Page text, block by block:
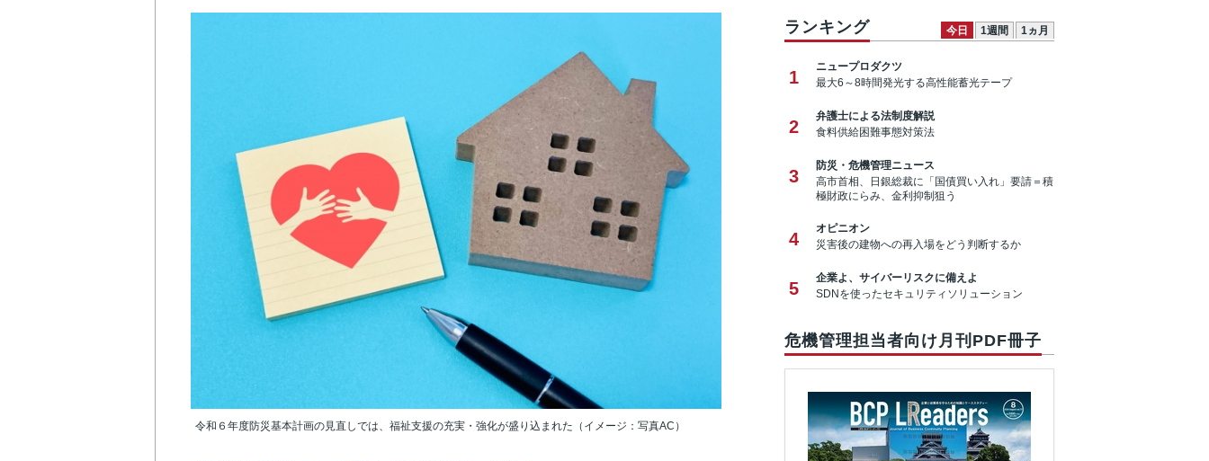
令和６年度防災基本計画の見直しでは、福祉支援の充実・強化が盛り込まれた（イメージ：写真AC）
ランキング 今日 1週間 1ヵ月
1
ニュープロダクツ
最大6～8時間発光する高性能蓄光テープ
2
弁護士による法制度解説
食料供給困難事態対策法
3
防災・危機管理ニュース
高市首相、日銀総裁に「国債買い入れ」要請＝積
極財政にらみ、金利抑制狙う
4
オピニオン
災害後の建物への再入場をどう判断するか
5
企業よ、サイバーリスクに備えよ
SDNを使ったセキュリティソリューション
危機管理担当者向け月刊PDF冊子